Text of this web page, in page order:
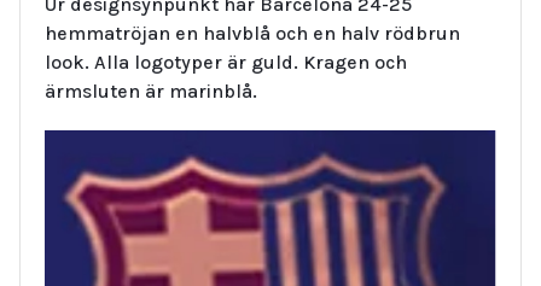
hemmatröjan en halvblå och en halv rödbrun
look. Alla logotyper är guld. Kragen och
ärmsluten är marinblå.